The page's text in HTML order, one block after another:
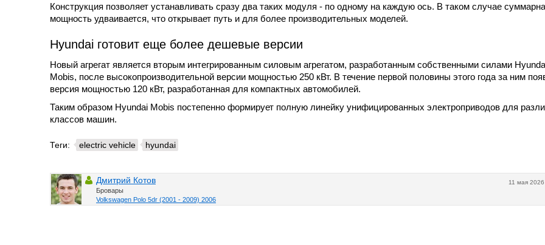
Конструкция позволяет устанавливать сразу два таких модуля - по одному на каждую ось. В таком случае
мощность удваивается, что открывает путь и для более производительных моделей.
Hyundai готовит еще более дешевые версии
Новый агрегат является вторым интегрированным силовым агрегатом, разработанным собственными силами
Mobis, после высокопроизводительной версии мощностью 250 кВт. В течение первой половины этого года за ним
версия мощностью 120 кВт, разработанная для компактных автомобилей.
Таким образом Hyundai Mobis постепенно формирует полную линейку унифицированных электроприводов для
классов машин.
Теги: electric vehicle hyundai
11 мая
Дмитрий Котов
Бровары
Volkswagen Polo 5dr (2001 - 2009) 2006